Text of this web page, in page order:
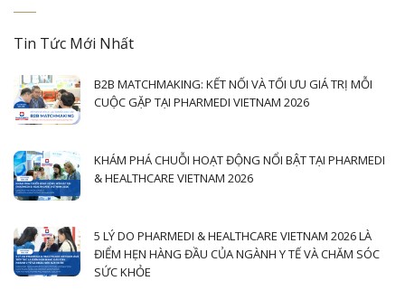
Tin Tức Mới Nhất
B2B MATCHMAKING: KẾT NỐI VÀ TỐI ƯU GIÁ TRỊ MỖI
CUỘC GẶP TẠI PHARMEDI VIETNAM 2026
KHÁM PHÁ CHUỖI HOẠT ĐỘNG NỔI BẬT TẠI PHARMEDI
& HEALTHCARE VIETNAM 2026
5 LÝ DO PHARMEDI & HEALTHCARE VIETNAM 2026 LÀ
ĐIỂM HẸN HÀNG ĐẦU CỦA NGÀNH Y TẾ VÀ CHĂM SÓC
SỨC KHỎE